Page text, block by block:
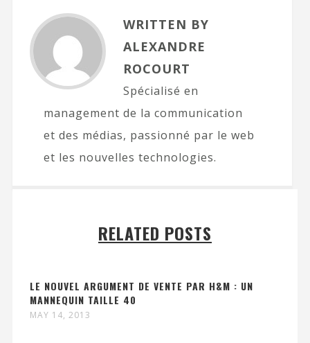
WRITTEN BY
ALEXANDRE
ROCOURT
Spécialisé en
management de la communication
et des médias, passionné par le web
et les nouvelles technologies.
RELATED POSTS
LE NOUVEL ARGUMENT DE VENTE PAR H&M : UN
MANNEQUIN TAILLE 40
MAY 14, 2013